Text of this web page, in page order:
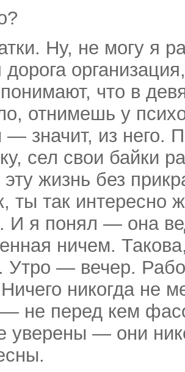
Ну, не могу я
дорога
что в
отнимешь у
— значит, из него.
сел свои байки
жизнь без
ты так интересно
И я понял — она
ничем.
Утро — вечер.
никогда не
не перед кем
уверены — они